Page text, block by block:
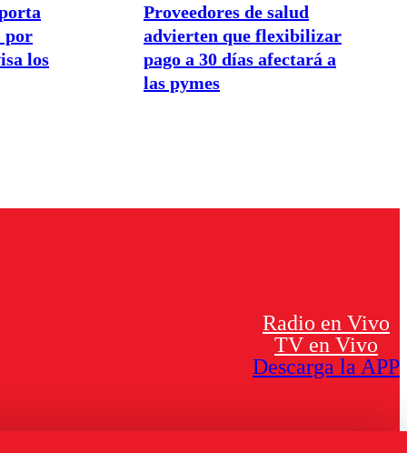
por
los
Proveedores de salud
advierten que flexibilizar
pago a 30 días afectará a
las pymes
Radio en Vivo
TV en Vivo
Descarga la APP